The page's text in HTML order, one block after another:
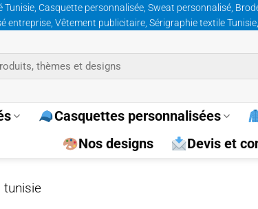
Casquette personnalisée, Sweat personnalisé,
Vêtement publicitaire, Sérigraphie textile
Casquettes personnalisées
Nos designs
Devis et
tunisie